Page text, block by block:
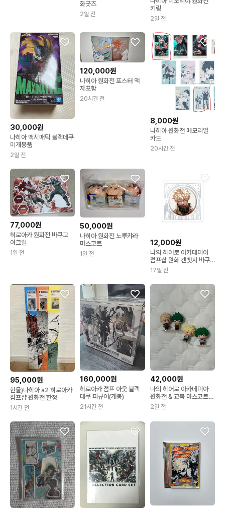
화굿즈
2일 전
키링
2일 전
30,000원
나히아 맥시매틱 블랙데쿠
미개봉품
2일 전
120,000원
나히아 원화전 포스터 액
자포함
20시간 전
8,000원
나히아 원화전 메모리얼
카드
20시간 전
77,000원
히로아카 원화전 바쿠고
아크릴
1일 전
50,000원
나히아 원화전 노루캬라
마스코트
1일 전
12,000원
나의 히어로 아카데미아
점프샵 원화 캔뱃지 바쿠
고
17일 전
95,000원
현물)나히아 a2 히로아카
점프샵 원화전 한정
1시간 전
160,000원
히로아카 점프 아웃 블랙
데쿠 피규어(개봉)
21시간 전
42,000원
나의 히어로 아카데미아
원화전 & 교복 마스코트
피규어
2일 전